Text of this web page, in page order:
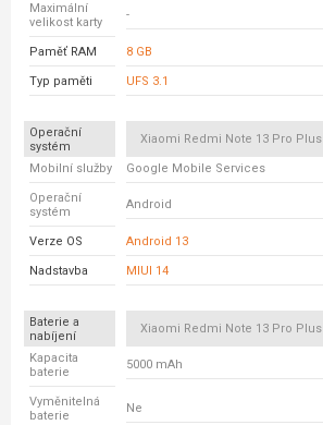
Maximální
velikost karty
-
Paměť RAM 8 GB
Typ paměti UFS 3.1
Operační
systém
Xiaomi Redmi Note 13 Pro Plus
Mobilní služby Google Mobile Services
Operační
systém
Android
Verze OS Android 13
Nadstavba MIUI 14
Baterie a
nabíjení
Xiaomi Redmi Note 13 Pro Plus
Kapacita
baterie
5000 mAh
Vyměnitelná
baterie
Ne